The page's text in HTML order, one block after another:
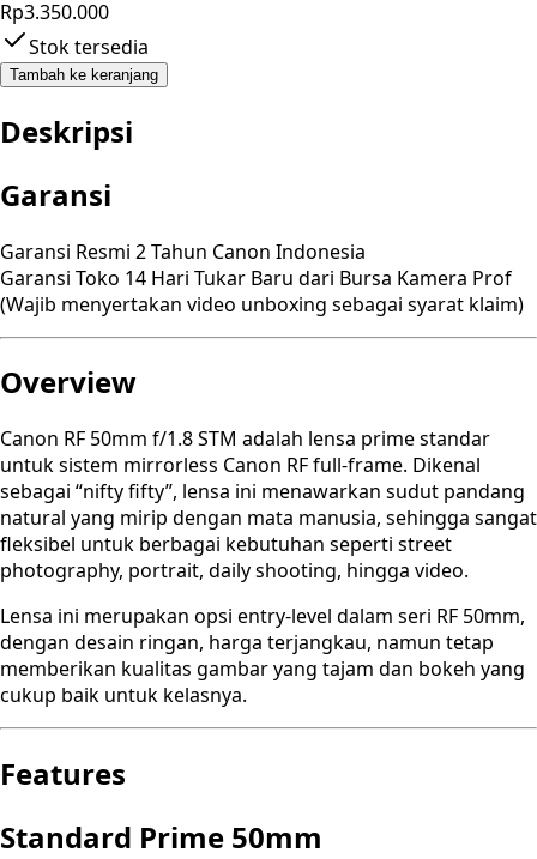
Rp3.350.000
Stok tersedia
Tambah ke keranjang
Deskripsi
Garansi
Garansi Resmi 2 Tahun Canon Indonesia
Garansi Toko 14 Hari Tukar Baru dari Bursa Kamera Prof
(Wajib menyertakan video unboxing sebagai syarat klaim)
Overview
Canon RF 50mm f/1.8 STM adalah lensa prime standar
untuk sistem mirrorless Canon RF full-frame. Dikenal
sebagai “nifty fifty”, lensa ini menawarkan sudut pandang
natural yang mirip dengan mata manusia, sehingga sangat
fleksibel untuk berbagai kebutuhan seperti street
photography, portrait, daily shooting, hingga video.
Lensa ini merupakan opsi entry-level dalam seri RF 50mm,
dengan desain ringan, harga terjangkau, namun tetap
memberikan kualitas gambar yang tajam dan bokeh yang
cukup baik untuk kelasnya.
Features
Standard Prime 50mm